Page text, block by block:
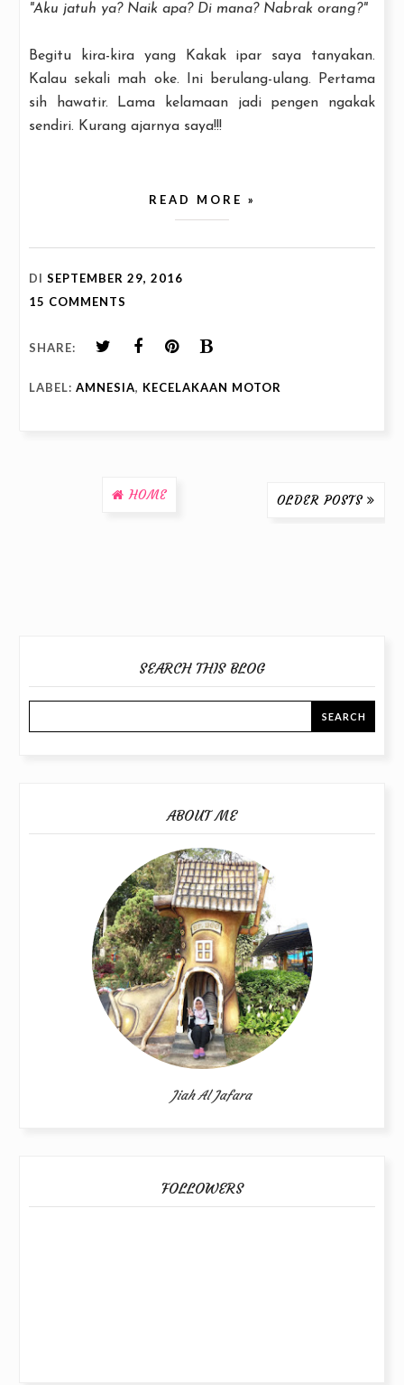
"Aku jatuh ya? Naik apa? Di mana? Nabrak orang?"
Begitu kira-kira yang Kakak ipar saya tanyakan.
Kalau sekali mah oke. Ini berulang-ulang. Pertama
sih hawatir. Lama kelamaan jadi pengen ngakak
sendiri. Kurang ajarnya saya!!!
READ MORE »
DI SEPTEMBER 29, 2016
15 COMMENTS
SHARE:
LABEL: AMNESIA, KECELAKAAN MOTOR
OLDER POSTS
HOME
SEARCH THIS BLOG
ABOUT ME
Jiah Al Jafara
FOLLOWERS